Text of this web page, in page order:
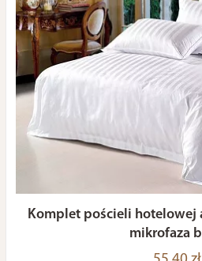
Komplet pościeli hotelowej
mikrofaza